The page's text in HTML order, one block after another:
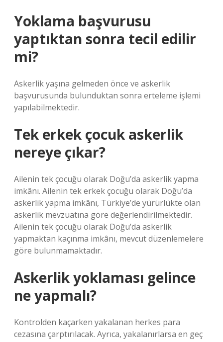
Yoklama başvurusu
yaptıktan sonra tecil edilir
mi?
Askerlik yaşına gelmeden önce ve askerlik
başvurusunda bulunduktan sonra erteleme işlemi
yapılabilmektedir.
Tek erkek çocuk askerlik
nereye çıkar?
Ailenin tek çocuğu olarak Doğu’da askerlik yapma
imkânı. Ailenin tek erkek çocuğu olarak Doğu’da
askerlik yapma imkânı, Türkiye’de yürürlükte olan
askerlik mevzuatına göre değerlendirilmektedir.
Ailenin tek çocuğu olarak Doğu’da askerlik
yapmaktan kaçınma imkânı, mevcut düzenlemelere
göre bulunmamaktadır.
Askerlik yoklaması gelince
ne yapmalı?
Kontrolden kaçarken yakalanan herkes para
cezasına çarptırılacak. Ayrıca, yakalanırlarsa en geç